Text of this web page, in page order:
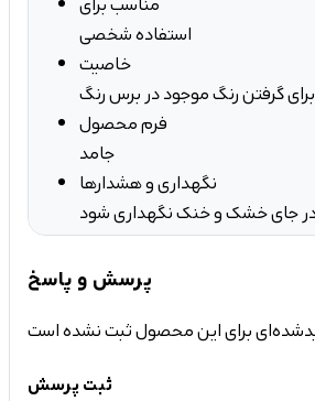
استفاده شخصی
خاصیت
گرفتن رنگ موجود در برس رنگ
فرم محصول
جامد
نگهداری و هشدارها
پرسش و پاسخ
ثبت پرسش